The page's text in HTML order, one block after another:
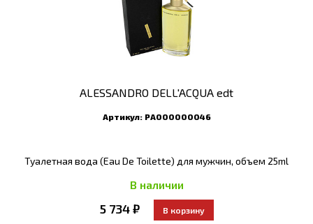
ALESSANDRO DELL'ACQUA edt
Артикул: РА000000046
Туалетная вода (Eau De Toilette) для мужчин, объем 25ml
В наличии
5 734 ₽